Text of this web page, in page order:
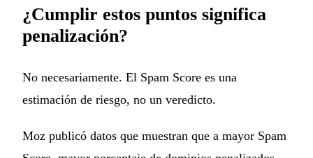
¿Cumplir estos puntos significa
penalización?
No necesariamente. El Spam Score es una
estimación de riesgo, no un veredicto.
Moz publicó datos que muestran que a mayor Spam